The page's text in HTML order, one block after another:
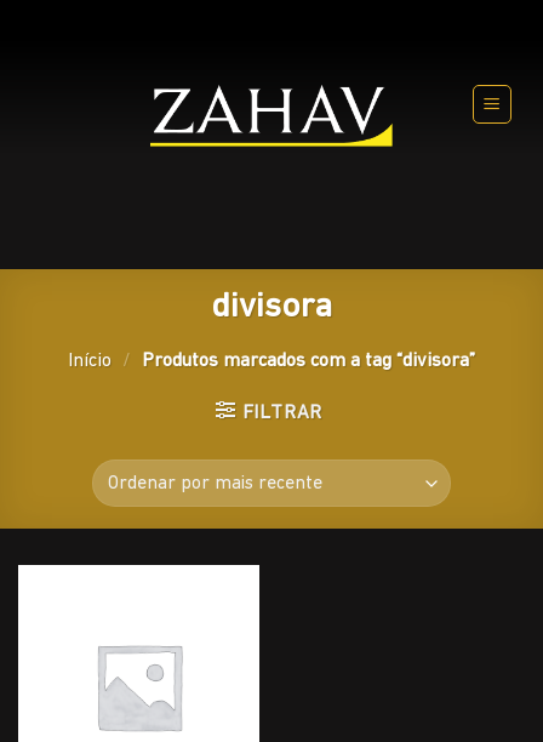
divisora
Início / Produtos marcados com a tag “divisora”
FILTRAR